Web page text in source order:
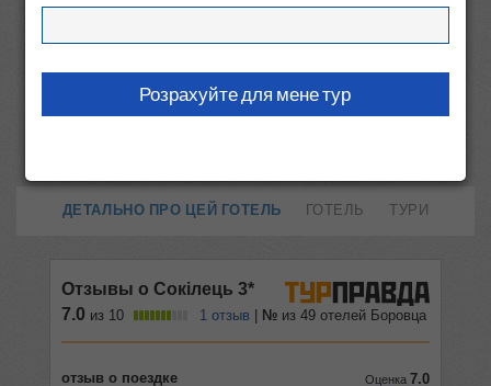
Болгарія, Боровець
ДЕТАЛЬНО ПРО ЦЕЙ ГОТЕЛЬ ГОТЕЛЬ ТУРИ